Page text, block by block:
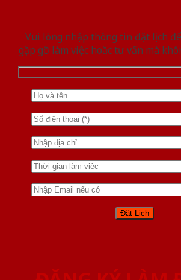
Vui lòng nhập thông tin đặt lịch
gặp gỡ làm việc hoăc tư vấn mà